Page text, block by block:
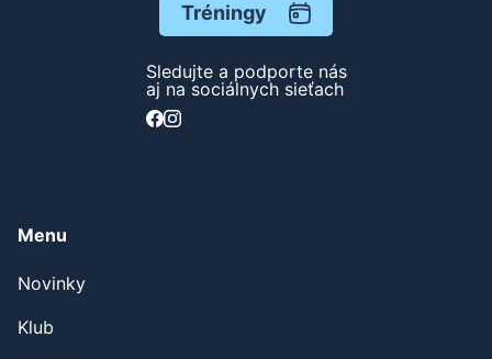
Tréningy
Sledujte a podporte nás
aj na sociálnych sieťach
Menu
Novinky
Klub